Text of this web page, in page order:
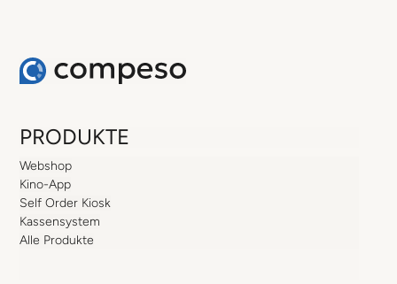
PRODUKTE
Webshop
Kino-App
Self Order Kiosk
Kassensystem
Alle Produkte